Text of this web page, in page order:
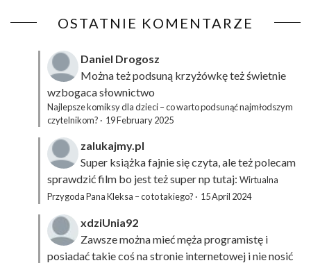
OSTATNIE KOMENTARZE
Daniel Drogosz
Można też podsuną krzyżówkęteż świetnie
wzbogaca słownictwo
Najlepsze komiksy dla dzieci – co warto podsunąć najmłodszym
czytelnikom? · 19 February 2025
zalukajmy.pl
Super książka fajnie się czyta, ale też polecam
sprawdzić film bo jest też super np tutaj: Wirtualna
Przygoda Pana Kleksa – co to takiego? · 15 April 2024
xdziUnia92
Zawsze można mieć męża programistę i
posiadać takie coś na stronie internetowej i nie nosić